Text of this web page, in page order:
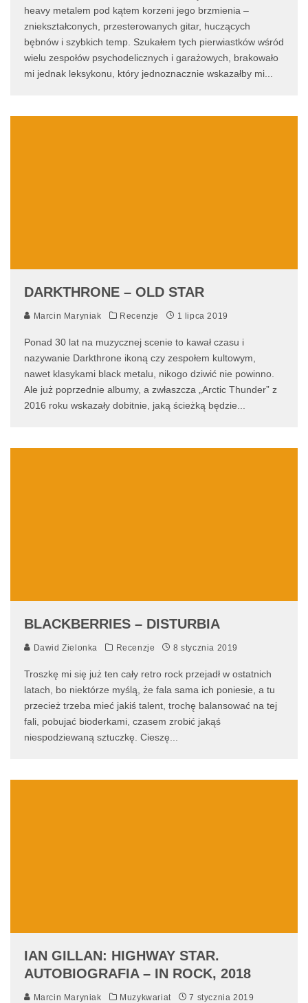
heavy metalem pod kątem korzeni jego brzmienia –
zniekształconych, przesterowanych gitar, huczących
bębnów i szybkich temp. Szukałem tych pierwiastków wśród
wielu zespołów psychodelicznych i garażowych, brakowało
mi jednak leksykonu, który jednoznacznie wskazałby mi
DARKTHRONE – OLD STAR
Marcin Maryniak Recenzje 1 lipca 2019
Ponad 30 lat na muzycznej scenie to kawał czasu i
nazywanie Darkthrone ikoną czy zespołem kultowym,
nawet klasykami black metalu, nikogo dziwić nie powinno.
Ale już poprzednie albumy, a zwłaszcza „Arctic Thunder” z
2016 roku wskazały dobitnie, jaką ścieżką będzie
BLACKBERRIES – DISTURBIA
Dawid Zielonka Recenzje 8 stycznia 2019
Troszkę mi się już ten cały retro rock przejadł w ostatnich
latach, bo niektórze myślą, że fala sama ich poniesie, a tu
przecież trzeba mieć jakiś talent, trochę balansować na tej
fali, pobujać bioderkami, czasem zrobić jakąś
niespodziewaną sztuczkę. Cieszę
IAN GILLAN: HIGHWAY STAR.
AUTOBIOGRAFIA – IN ROCK, 2018
Marcin Maryniak Muzykwariat 7 stycznia 2019